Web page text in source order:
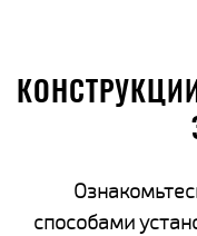
способами